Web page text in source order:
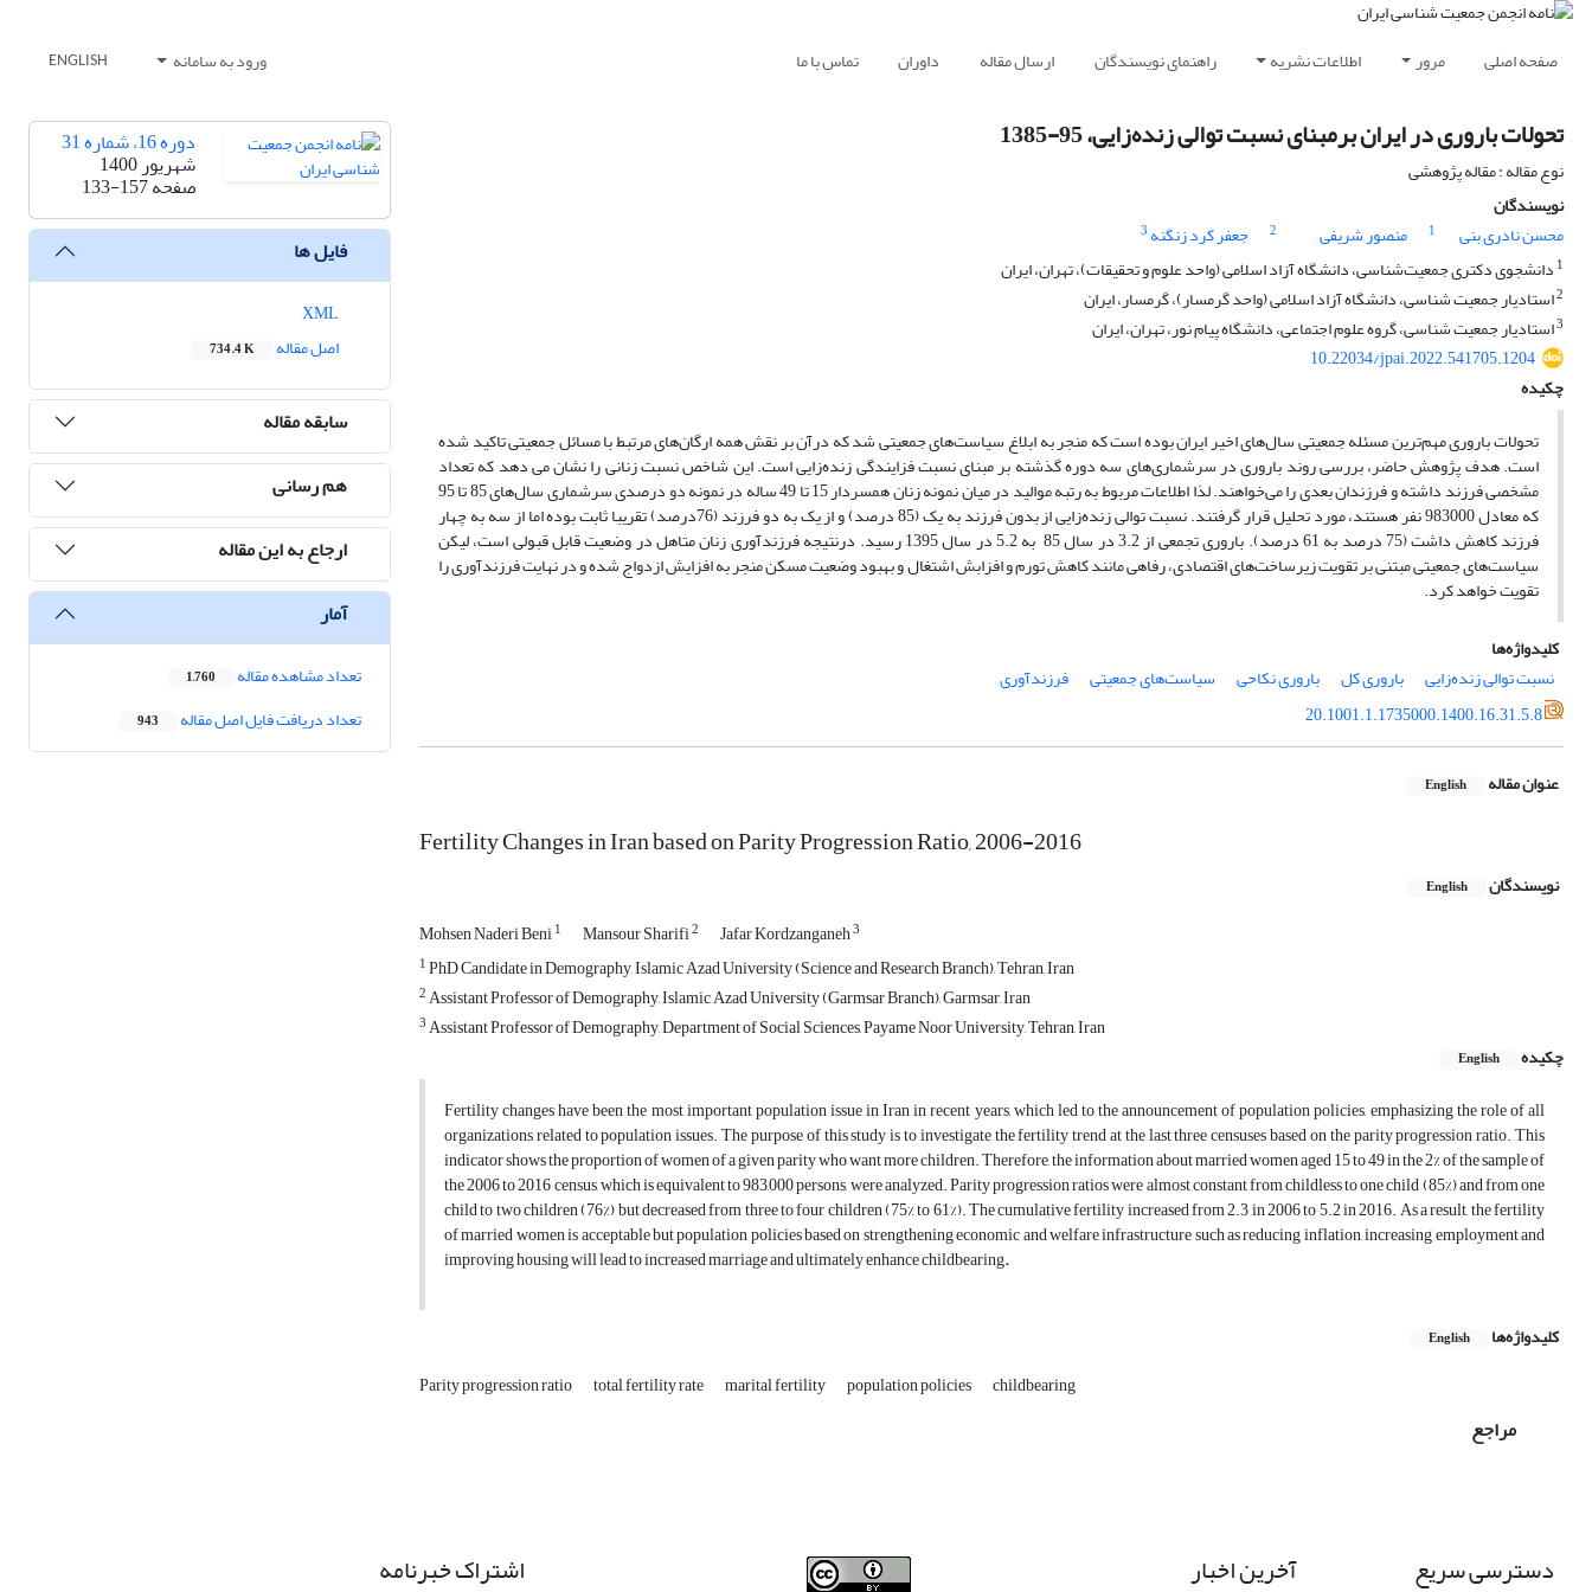
صفحه اصلی مرور اطلاعات نشریه راهنمای نویسندگان ارسال مقاله داوران تماس با ما ورود به سامانه ENGLISH
تحولات باروری در ایران برمبنای نسبت توالی زنده‌زایی، 95-1385
نوع مقاله : مقاله پژوهشی
نویسندگان
محسن نادری بنی
1 منصور شریفی 2 جعفر کرد زنگنه 3
1 دانشجوی دکتری جمعیت‌شناسی، دانشگاه آزاد اسلامی (واحد علوم و تحقیقات)، تهران، ایران
2استادیار جمعیت شناسی، دانشگاه آزاد اسلامی (واحد گرمسار)، گرمسار، ایران
3استادیار جمعیت شناسی، گروه علوم اجتماعی، دانشگاه پیام نور، تهران، ایران
10.22034/jpai.2022.541705.1204
چکیده
تحولات باروری مهم‌ترین مسئله جمعیتی سال‌های اخیر ایران بوده است که منجر به ابلاغ سیاست‌های جمعیتی شد که درآن بر نقش همه ارگان‌های مرتبط با مسائل جمعیتی تاکید شده
است. هدف پژوهش حاضر، بررسی روند باروری در سرشماری‌های سه دوره گذشته بر مبنای نسبت فزایندگی زنده‌زایی است. این شاخص نسبت زنانی را نشان می دهد که تعداد
مشخصی فرزند داشته و فرزندان بعدی را می‌خواهند. لذا اطلاعات مربوط به رتبه موالید در میان نمونه زنان همسردار 15 تا 49 ساله در نمونه دو درصدی سرشماری سال‌های 85 تا 95
که معادل 983000 نفر هستند، مورد تحلیل قرار گرفتند. نسبت توالی زنده‌زایی از بدون فرزند به یک (85 درصد) و از یک به دو فرزند (‌76درصد‌) تقریبا ثابت بوده اما از سه به چهار
فرزند کاهش داشت (75 درصد به 61 درصد). باروری تجمعی از 3.2 در سال 85 به 5.2 در سال 1395 رسید. درنتیجه فرزندآوری زنان متاهل در وضعیت قابل قبولی است، لیکن
سیاست‌های جمعیتی مبتنی بر تقویت زیرساخت‌های اقتصادی، رفاهی مانند کاهش تورم و افزابش اشتغال و بهبود وضعیت مسکن منجر به افزایش ازدواج شده و در نهایت فرزندآوری را
تقویت خواهد کرد.
کلیدواژه‌ها
نسبت توالی زنده‌زایی
باروری کل باروری نکاحی سیاست‌های جمعیتی
فرزندآوری
20.1001.1.1735000.1400.16.31.5.8
عنوان مقاله English
Fertility Changes in Iran based on Parity Progression Ratio, 2006-2016
نویسندگان English
Mohsen Naderi Beni1 Mansour Sharifi2 Jafar Kordzanganeh3
1PhD Candidate in Demography, Islamic Azad University (Science and Research Branch), Tehran, Iran
2Assistant Professor of Demography, Islamic Azad University (Garmsar Branch), Garmsar, Iran
3Assistant Professor of Demography, Department of Social Sciences, Payame Noor University, Tehran, Iran
چکیده
English
Fertility changes have been the most important population issue in Iran in recent years, which led to the announcement of population policies, emphasizing the role of all
organizations related to population issues. The purpose of this study is to investigate the fertility trend at the last three censuses based on the parity progression ratio. This
indicator shows the proportion of women of a given parity who want more children. Therefore, the information about married women aged 15 to 49 in the 2% of the sample of
the 2006 to 2016 census, which is equivalent to 983,000 persons, were analyzed. Parity progression ratios were almost constant from childless to one child (85%) and from one
child to two children (76%) but decreased from three to four children (75% to 61%). The cumulative fertility increased from 2.3 in 2006 to 5.2 in 2016. As a result, the fertility
of married women is acceptable but population policies based on strengthening economic and welfare infrastructure such as reducing inflation, increasing employment and
improving housing will lead to increased marriage and ultimately enhance childbearing.
کلیدواژه‌ها English
Parity progression ratio total fertility rate marital fertility population policies childbearing
مراجع
دوره 16، شماره 31
شهریور 1400
صفحه133-157
فایل ها
اصل مقاله
734.4 K
سابقه مقاله
هم رسانی
ارجاع به این مقاله
آمار
تعداد مشاهده مقاله 1,760
تعداد دریافت فایل اصل مقاله 943
دسترسی سریع آخرین اخبار اشتراک خبرنامه